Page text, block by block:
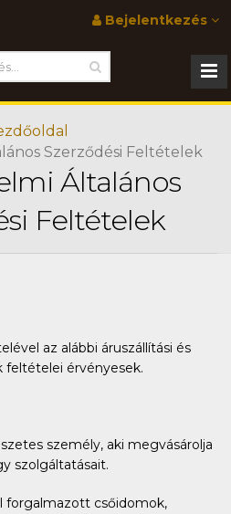
Bejelentkezés
Szerződési Feltételek
Általános
Feltételek
az alábbi áruszállítási és
feltételei érvényesek.
személy, aki megvásárolja
szolgáltatásait.
forgalmazott csőidomok,